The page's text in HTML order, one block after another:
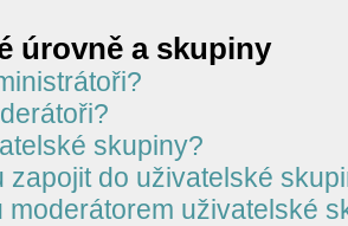
úrovně a skupiny
skupiny?
zapojit do uživatelské
moderátorem uživatelské